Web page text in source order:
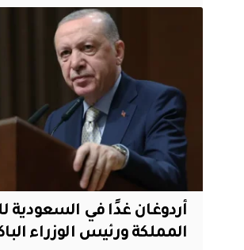
أردوغان غدًا في السعودية
المملكة ورئيس الوزراء